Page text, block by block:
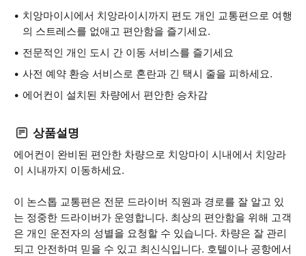
치앙마이시에서 치앙라이시까지 편도 개인 교통편으로 여행
의 스트레스를 없애고 편안함을 즐기세요.
전문적인 개인 도시 간 이동 서비스를 즐기세요
사전 예약 환승 서비스로 혼란과 긴 택시 줄을 피하세요.
에어컨이 설치된 차량에서 편안한 승차감
상품설명
에어컨이 완비된 편안한 차량으로 치앙마이 시내에서 치앙라
이 시내까지 이동하세요.
이 논스톱 교통편은 전문 드라이버 직원과 경로를 잘 알고 있
는 정중한 드라이버가 운영합니다. 최상의 편안함을 위해 고객
은 개인 운전자의 성별을 요청할 수 있습니다. 차량은 잘 관리
되고 안전하며 믿을 수 있고 최신식입니다. 호텔이나 공항에서